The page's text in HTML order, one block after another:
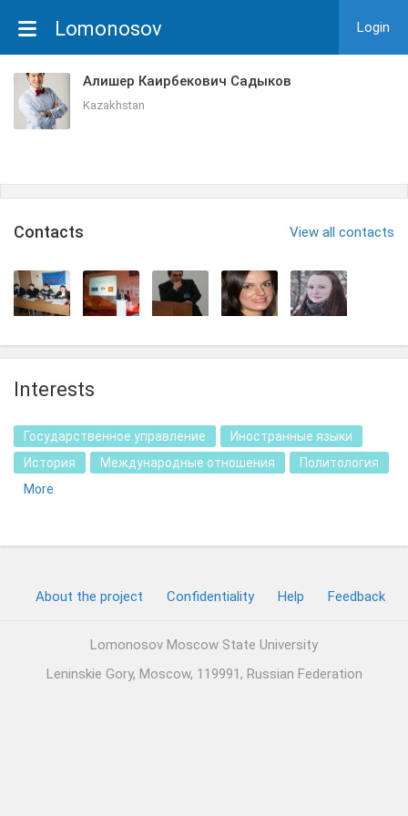
Lomonosov Login
Алишер Каирбекович Садыков
Kazakhstan
Сontacts View all contacts
Interests
Государственное управление
Иностранные языки
История
Международные отношения
Политология
More
About the project Confidentiality Help Feedback
Lomonosov Moscow State University
Leninskie Gory, Moscow, 119991, Russian Federation